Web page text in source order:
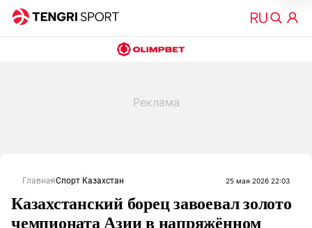
ГлавнаяСпорт Казахстан 25 мая 2026 22:03
Казахстанский борец завоевал золото
чемпионата Азии в напряжённом